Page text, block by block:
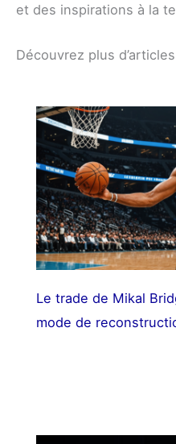
et des inspirations à la
Découvrez plus
Le trade de Mikal
mode de